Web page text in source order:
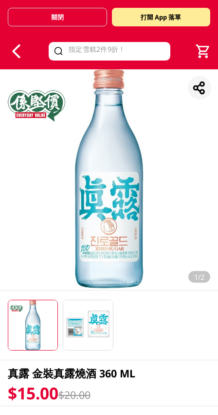
Valid Until 30 June 2026
關閉 打開 App 落單
1/2
真露 金裝真露燒酒 360 ML
$15.00$20.00